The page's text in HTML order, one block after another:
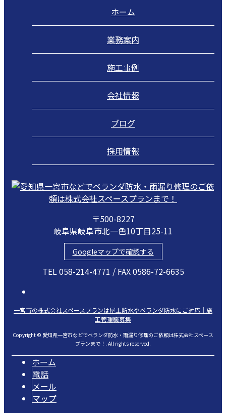
ホーム
業務案内
施工事例
会社情報
ブログ
採用情報
〒500-8227
岐阜県岐阜市北一色10丁目25-11
Googleマップで確認する
TEL 058-214-4771 / FAX 0586-72-6635
一宮市の株式会社スペースプランは屋上防水やベランダ防水にご対応｜施
工管理職募集
Copyright © 愛知県一宮市などでベランダ防水・雨漏り修理のご依頼は株式会社スペース
プランまで！. All rights reserved.
ホーム
電話
メール
マップ